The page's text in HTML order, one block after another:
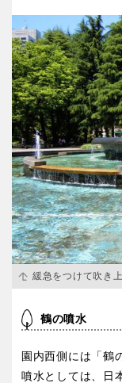
緩急をつけて吹き
鶴の噴水
園内西側には「鶴
噴水としては、日